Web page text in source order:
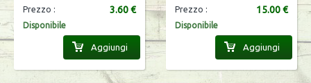
Prezzo : 3.60 €
Disponibile
Aggiungi
Prezzo : 15.00 €
Disponibile
Aggiungi